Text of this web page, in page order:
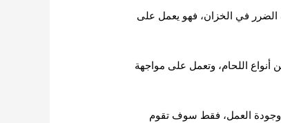
في الخزان، فهو يعمل على
أنواع اللحام، وتعمل على مواجهة
وجودة العمل، فقط سوف تقوم